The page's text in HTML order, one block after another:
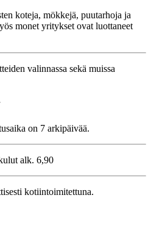
koteja, mökkejä, puutarhoja ja
monet yritykset ovat luottaneet
valinnassa sekä muissa
on 7 arkipäivää.
alk. 6,90
kotiintoimitettuna.